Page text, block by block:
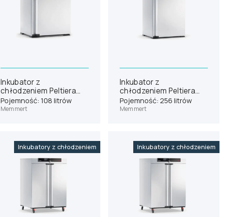
Inkubator z
chłodzeniem Peltiera
Memmert IPP110eco
Pojemność: 108 litrów
Memmert
Inkubator z
chłodzeniem Peltiera
Memmert IPP260eco
Pojemność: 256 litrów
Memmert
Inkubatory z chłodzeniem Inkubatory z chłodzeniem